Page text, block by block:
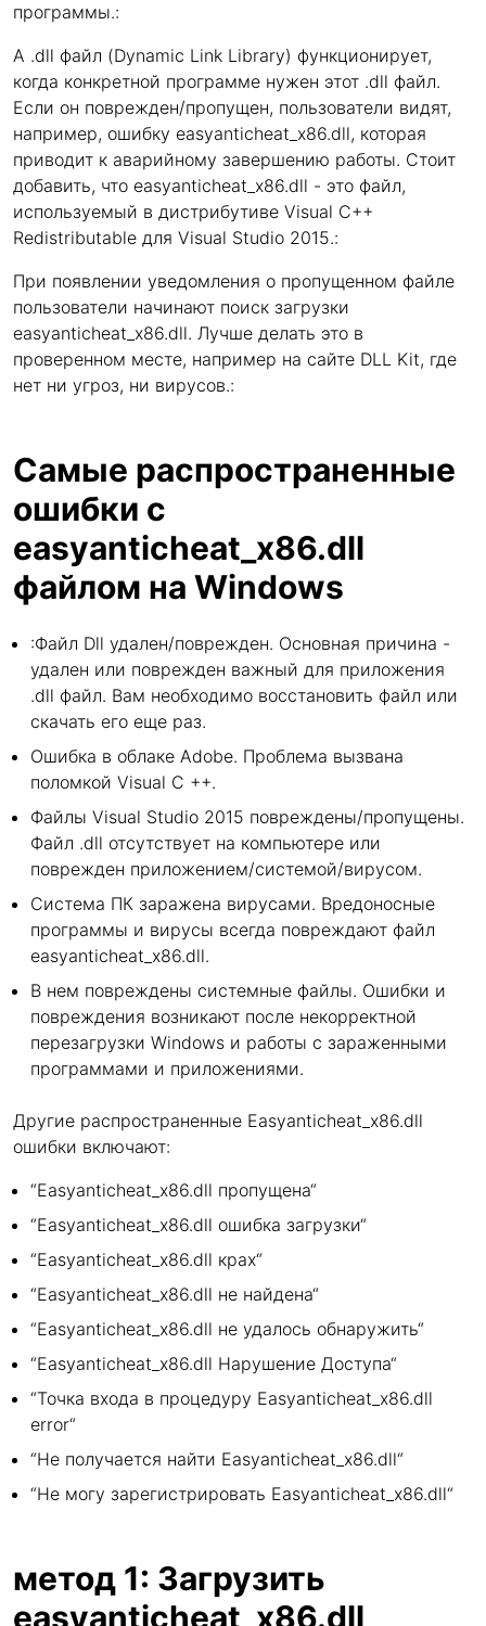
программы.:
A .dll файл (Dynamic Link Library) функционирует,
когда конкретной программе нужен этот .dll файл.
Если он поврежден/пропущен, пользователи видят,
например, ошибку easyanticheat_x86.dll, которая
приводит к аварийному завершению работы. Стоит
добавить, что easyanticheat_x86.dll - это файл,
используемый в дистрибутиве Visual C++
Redistributable для Visual Studio 2015.:
При появлении уведомления о пропущенном файле
пользователи начинают поиск загрузки
easyanticheat_x86.dll. Лучше делать это в
проверенном месте, например на сайте DLL Kit, где
нет ни угроз, ни вирусов.:
Самые распространенные
ошибки с
easyanticheat_x86.dll
файлом на Windows
:Файл Dll удален/поврежден. Основная причина -
удален или поврежден важный для приложения
.dll файл. Вам необходимо восстановить файл или
скачать его еще раз.
Ошибка в облаке Adobe. Проблема вызвана
поломкой Visual C ++.
Файлы Visual Studio 2015 повреждены/пропущены.
Файл .dll отсутствует на компьютере или
поврежден приложением/системой/вирусом.
Система ПК заражена вирусами. Вредоносные
программы и вирусы всегда повреждают файл
easyanticheat_x86.dll.
В нем повреждены системные файлы. Ошибки и
повреждения возникают после некорректной
перезагрузки Windows и работы с зараженными
программами и приложениями.
Другие распространенные Easyanticheat_x86.dll
ошибки включают:
“Easyanticheat_x86.dll пропущена“
“Easyanticheat_x86.dll ошибка загрузки“
“Easyanticheat_x86.dll крах“
“Easyanticheat_x86.dll не найдена“
“Easyanticheat_x86.dll не удалось обнаружить“
“Easyanticheat_x86.dll Нарушение Доступа“
“Точка входа в процедуру Easyanticheat_x86.dll
error“
“Не получается найти Easyanticheat_x86.dll“
“Не могу зарегистрировать Easyanticheat_x86.dll“
метод 1: Загрузить
easyanticheat_x86.dll